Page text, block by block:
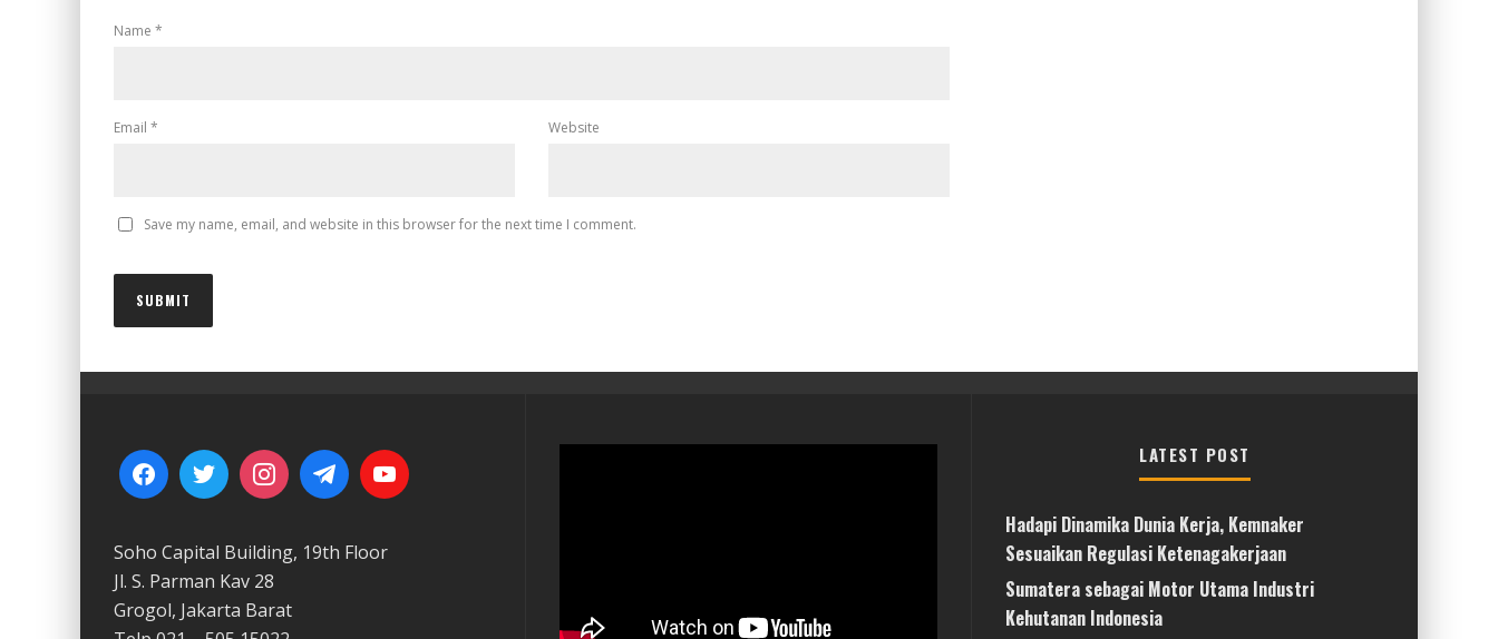
Name *
Email * Website
Save my name, email, and website in this browser for the next time I comment.
Soho Capital Building, 19th Floor
Jl. S. Parman Kav 28
Grogol, Jakarta Barat
LATEST POST
Hadapi Dinamika Dunia Kerja, Kemnaker
Sesuaikan Regulasi Ketenagakerjaan
Sumatera sebagai Motor Utama Industri
Kehutanan Indonesia